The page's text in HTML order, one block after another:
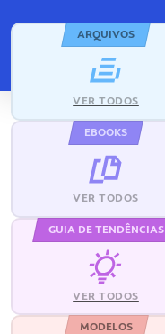
ARQUIVOS
VER TODOS
EBOOKS
VER TODOS
GUIA DE TENDÊNCIAS
VER TODOS
MODELOS